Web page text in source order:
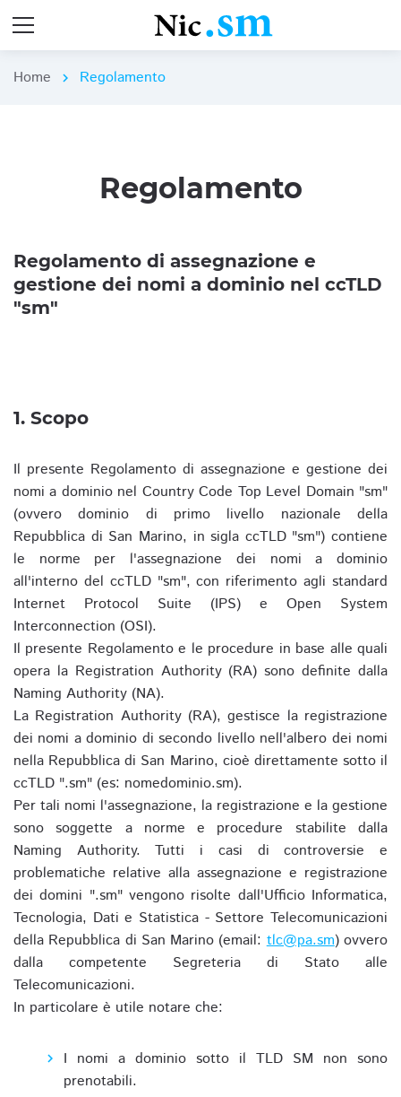
Home chevron_right Regolamento
Regolamento
Regolamento di assegnazione e
gestione dei nomi a dominio nel ccTLD
"sm"
1. Scopo
Il presente Regolamento di assegnazione e gestione dei
nomi a dominio nel Country Code Top Level Domain "sm"
(ovvero dominio di primo livello nazionale della
Repubblica di San Marino, in sigla ccTLD "sm") contiene
le norme per l'assegnazione dei nomi a dominio
all'interno del ccTLD "sm", con riferimento agli standard
Internet Protocol Suite (IPS) e Open System
Interconnection (OSI).
Il presente Regolamento e le procedure in base alle quali
opera la Registration Authority (RA) sono definite dalla
Naming Authority (NA).
La Registration Authority (RA), gestisce la registrazione
dei nomi a dominio di secondo livello nell'albero dei nomi
nella Repubblica di San Marino, cioè direttamente sotto il
ccTLD ".sm" (es: nomedominio.sm).
Per tali nomi l'assegnazione, la registrazione e la gestione
sono soggette a norme e procedure stabilite dalla
Naming Authority. Tutti i casi di controversie e
problematiche relative alla assegnazione e registrazione
dei domini ".sm" vengono risolte dall'Ufficio Informatica,
Tecnologia, Dati e Statistica - Settore Telecomunicazioni
della Repubblica di San Marino (email:tlc@pa.sm) ovvero
dalla competente Segreteria di Stato alle
Telecomunicazioni.
In particolare è utile notare che:
I nomi a dominio sotto il TLD SM non sono
prenotabili.